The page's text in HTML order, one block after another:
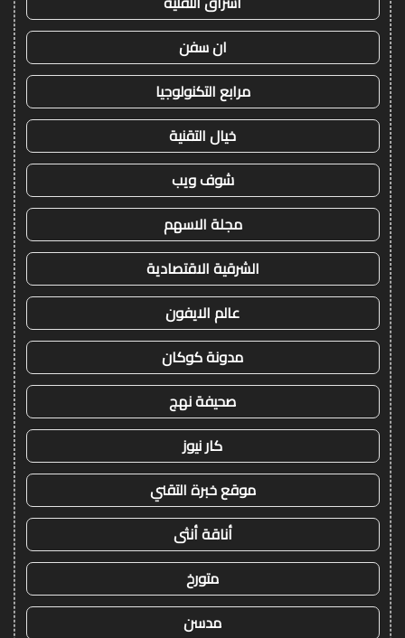
ان سفن
مرابع التكنولوجيا
خيال التقنية
شوف ويب
مجلة الاسهم
الشرقية الاقتصادية
عالم الايفون
مدونة كوكان
صحيفة نهج
كار نيوز
موقع خبرة التقني
أناقة أنثى
متورخ
مدسن